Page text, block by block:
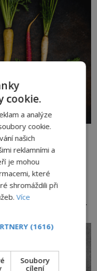
neuvěřitelný
většina z nás
po většinu své
jen ne oranžová. Je
téměř černá. Až díky
z ní stává zelenina,
představit.
cookie.
a analýze
cookie.
našich
reklamními a
je mohou
které
shromáždili při
Více
(1616)
Soubory
cílení